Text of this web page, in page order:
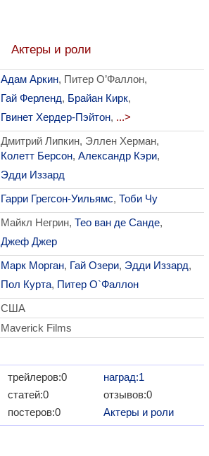
Актеры и роли
Адам Аркин, Питер О’Фаллон,
Гай Ферленд, Брайан Кирк,
Гвинет Хердер-Пэйтон, ...>
Дмитрий Липкин, Эллен Херман,
Колетт Берсон, Александр Кэри,
Эдди Иззард
Гарри Грегсон-Уильямс, Тоби Чу
Майкл Негрин, Тео ван де Санде,
Джеф Джер
Марк Морган, Гай Озери, Эдди Иззард,
Пол Курта, Питер О`Фаллон
США
Maverick Films
трейлеров:0
статей:0
постеров:0
наград:1
отзывов:0
Актеры и роли